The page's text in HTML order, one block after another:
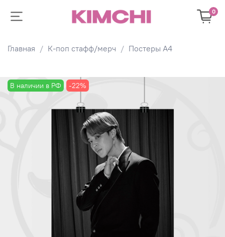
0
Главная К-поп стафф/мерч Постеры А4
В наличии в РФ -22%